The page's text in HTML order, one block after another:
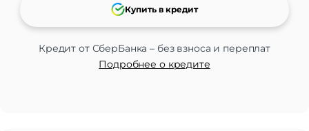
Стандарт связи/интернет
Кредит от СберБанка – без взноса и переплат
Подробнее о кредите
Купить в кредит